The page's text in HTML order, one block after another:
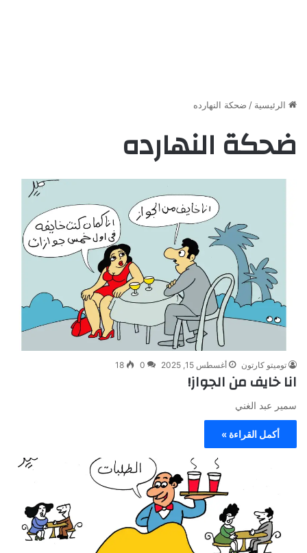
الرئيسية / ضحكة النهارده
ضحكة النهارده
توميتو كارتون أغسطس 15, 2025 0
18
انا خايف من الجواز!
سمير عبد الغني
أكمل القراءة »